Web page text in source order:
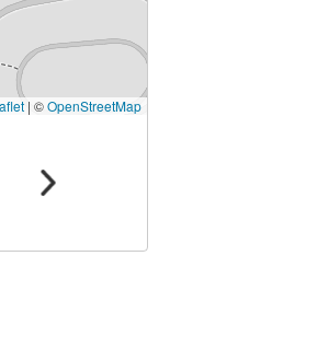
| ©OpenStreetMap